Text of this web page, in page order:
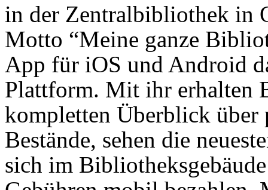
in der Zentralbibliothek in
Motto “Meine ganze
App für iOS und Android
Plattform. Mit ihr erhalten
kompletten Überblick über
Bestände, sehen die
sich im